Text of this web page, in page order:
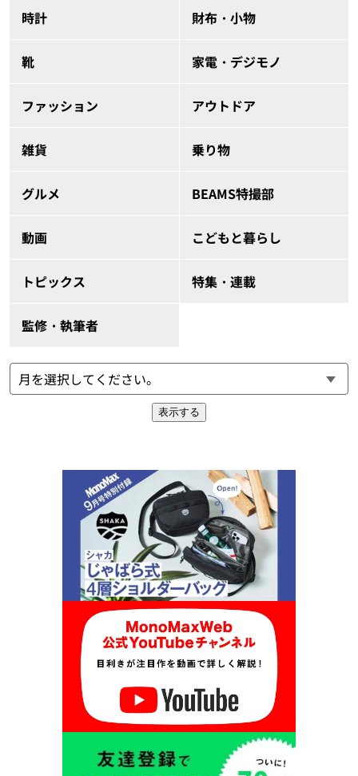
時計 財布・小物
靴 家電・デジモノ
ファッション アウトドア
雑貨 乗り物
グルメ BEAMS特撮部
動画 こどもと暮らし
トピックス 特集・連載
監修・執筆者
表示する